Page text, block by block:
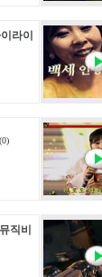
라이
(0)
직비